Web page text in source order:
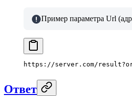
Пример параметра Url
https://server.com/
Ответ